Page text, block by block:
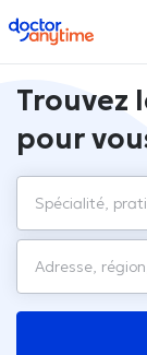
doctoranytime
Trouvez
pour